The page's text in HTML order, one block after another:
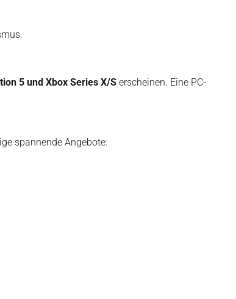
5 und Xbox Series X/S erscheinen. Eine PC-
spannende Angebote: